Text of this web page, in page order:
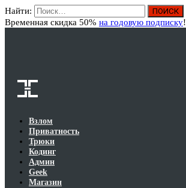
Найти:
Временная скидка 50% на годовую подписку!
Взлом
Приватность
Трюки
Кодинг
Админ
Geek
Магазин